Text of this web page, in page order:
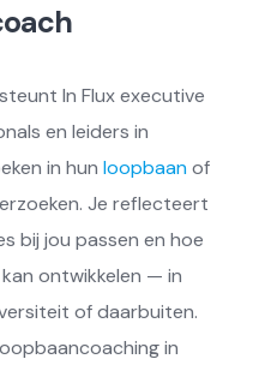
In Flux executive
en leiders in
in hun loopbaanof
Je reflecteert
bij jou passen en hoe
ontwikkelen — in
of daarbuiten.
in